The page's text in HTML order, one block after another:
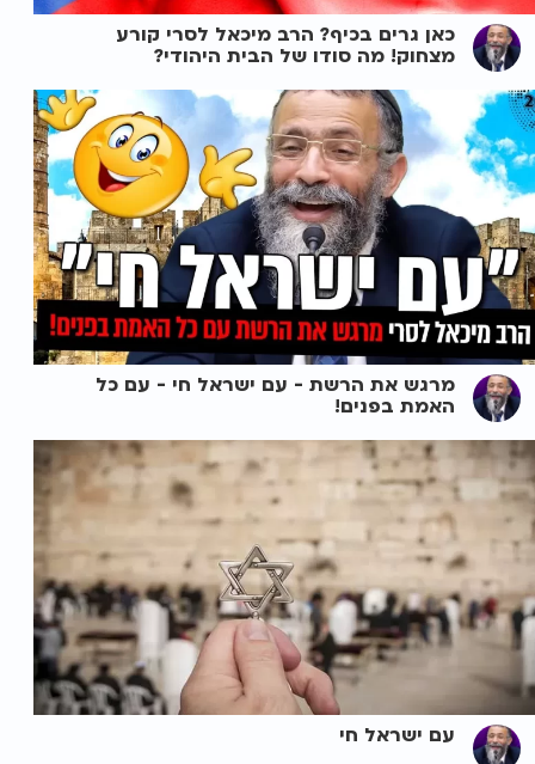
כאן גרים בכיף? הרב מיכאל לסרי קורע
מצחוק! מה סודו של הבית היהודי?
מרגש את הרשת - עם ישראל חי - עם כל
האמת בפנים!
עם ישראל חי